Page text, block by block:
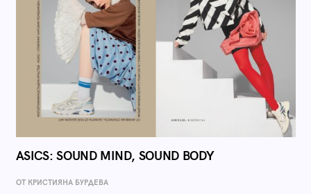
ASICS: SOUND MIND, SOUND BODY
ОТ КРИСТИЯНА БУРДЕВА